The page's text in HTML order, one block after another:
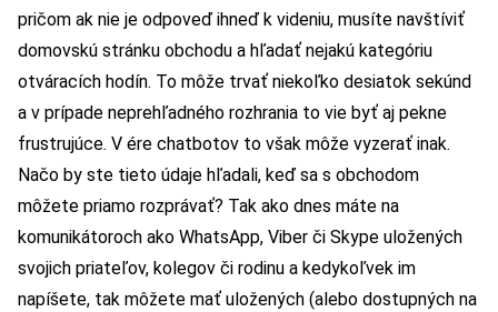
pričom ak nie je odpoveď ihneď k videniu, musíte navštíviť
domovskú stránku obchodu a hľadať nejakú kategóriu
otváracích hodín. To môže trvať niekoľko desiatok sekúnd
a v prípade neprehľadného rozhrania to vie byť aj pekne
frustrujúce. V ére chatbotov to však môže vyzerať inak.
Načo by ste tieto údaje hľadali, keď sa s obchodom
môžete priamo rozprávať? Tak ako dnes máte na
komunikátoroch ako WhatsApp, Viber či Skype uložených
svojich priateľov, kolegov či rodinu a kedykoľvek im
napíšete, tak môžete mať uložených (alebo dostupných na